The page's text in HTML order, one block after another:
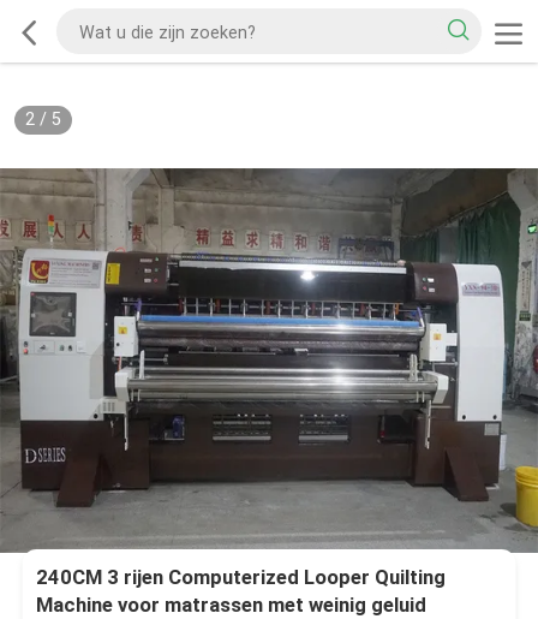
2/ 5
240CM 3 rijen Computerized Looper Quilting
Machine voor matrassen met weinig geluid